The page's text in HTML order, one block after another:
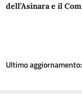
dell’Asinara e il
Ultimo aggiornamento: